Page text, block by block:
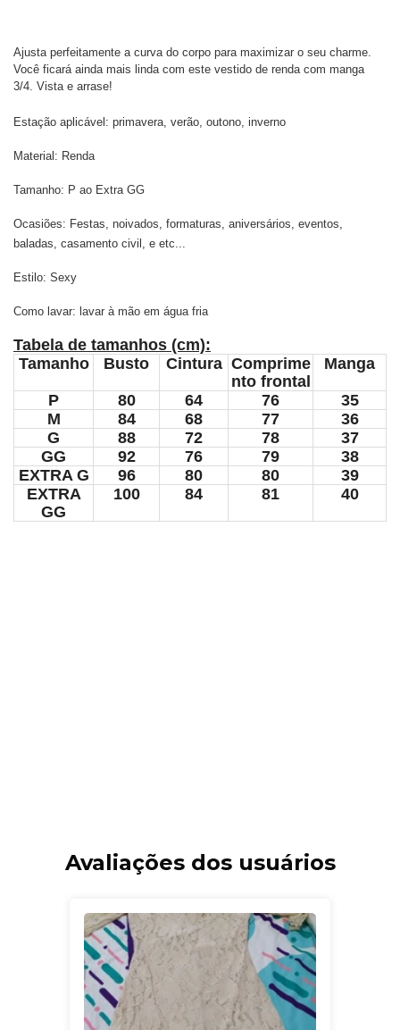
Ajusta perfeitamente a curva do corpo para maximizar o seu charme.
Você ficará ainda mais linda com este vestido de renda com manga
3/4. Vista e arrase!
Estação aplicável: primavera, verão, outono, inverno
Material: Renda
Tamanho: P ao Extra GG
Ocasiões: Festas, noivados, formaturas, aniversários, eventos,
baladas, casamento civil, e etc...
Estilo: Sexy
Como lavar: lavar à mão em água fria
Tabela de tamanhos (cm):
Tamanho
Busto Cintura Comprime
nto frontal
Manga
P 80 64 76
35
M
84 68 77
36
G
88 72 78
37
GG
92 76 79
38
EXTRA G 96 80 80
39
EXTRA
GG
100 84 81 40
Avaliações dos usuários